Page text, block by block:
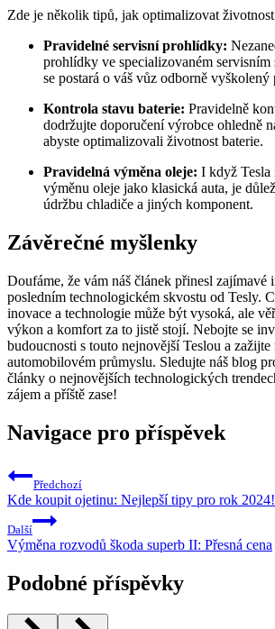
Zde je několik tipů, jak optimalizovat životnost
Pravidelné servisní prohlídky:
prohlídky ve specializovaném servisním
se postará o váš vůz odborně vyškolený
Kontrola stavu baterie: Pravidelně
dodržujte doporučení výrobce ohledně
abyste optimalizovali životnost baterie.
Pravidelná výměna oleje: I když Tesla
výměnu oleje jako klasická auta, je
údržbu chladiče a jiných komponent.
Závěrečné myšlenky
Doufáme, že vám náš článek přinesl zajímavé
posledním technologickém skvostu od Tesly.
inovace a technologie může být vysoká, ale
výkon a komfort za to jistě stojí. Nebojte se
budoucnosti s touto nejnovější Teslou a
automobilovém průmyslu. Sledujte náš blog
články o nejnovějších technologických
zájem a příště zase!
Navigace pro příspěvek
Předchozí
Kde koupit ojetinu: Nejlepší tipy pro rok 2024!
Další
Výměna rozvodů škoda superb II: Přesná cena
Podobné příspěvky